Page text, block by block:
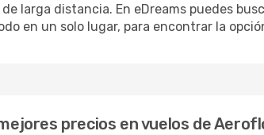
larga distancia. En eDreams puedes
en un solo lugar, para encontrar la
precios en vuelos de